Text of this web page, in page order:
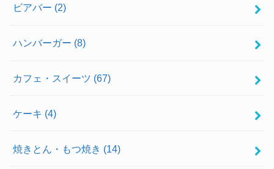
ビアバー (2)
ハンバーガー (8)
カフェ・スイーツ (67)
ケーキ (4)
焼きとん・もつ焼き (14)